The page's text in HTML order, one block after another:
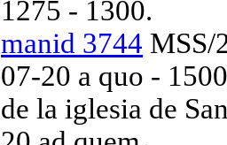
1275 - 1300.
manid 3744 MSS/
07-20 a quo -
de la iglesia de